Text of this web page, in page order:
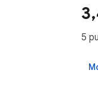
*
*
*
5